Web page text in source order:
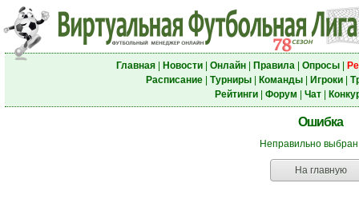
Главная| Новости| Онлайн| Правила| Опросы|
Расписание| Турниры| Команды| Игроки|
Рейтинги| Форум Чат|
Ошибка
Неправильно
На главную